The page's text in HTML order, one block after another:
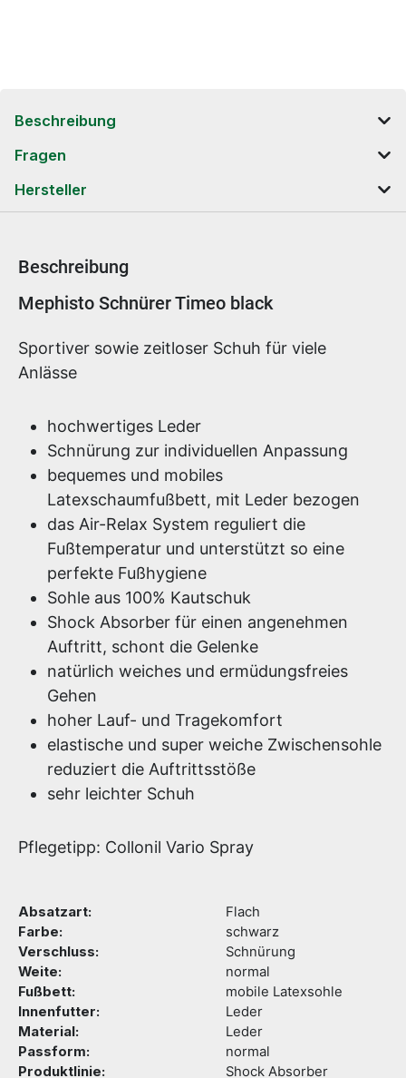
Beschreibung
Fragen
Hersteller
Beschreibung
Produktinformationen
Mephisto Schnürer Timeo black
Sportiver sowie zeitloser Schuh für viele
Anlässe
hochwertiges Leder
Schnürung zur individuellen Anpassung
bequemes und mobiles
Latexschaumfußbett, mit Leder bezogen
das Air-Relax System reguliert die
Fußtemperatur und unterstützt so eine
perfekte Fußhygiene
Sohle aus 100% Kautschuk
Shock Absorber für einen angenehmen
Auftritt, schont die Gelenke
natürlich weiches und ermüdungsfreies
Gehen
hoher Lauf- und Tragekomfort
elastische und super weiche Zwischensohle
reduziert die Auftrittsstöße
sehr leichter Schuh
Pflegetipp: Collonil Vario Spray
Absatzart:
Flach
Farbe:
schwarz
Verschluss:
Schnürung
Weite:
normal
Fußbett:
mobile Latexsohle
Innenfutter:
Leder
Material:
Leder
Passform:
normal
Produktlinie:
Shock Absorber